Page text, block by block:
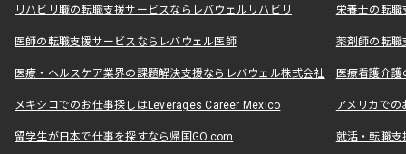
リハビリ職の転職支援サービスならレバウェルリハビリ 栄養士の転
医師の転職支援サービスならレバウェル医師 薬剤師の転
医療・ヘルスケア業界の課題解決支援ならレバウェル株式会社 医療看護介
メキシコでのお仕事探しはLeverages Career Mexico アメリカで
留学生が日本で仕事を探すなら帰国GO.com 就活・転職